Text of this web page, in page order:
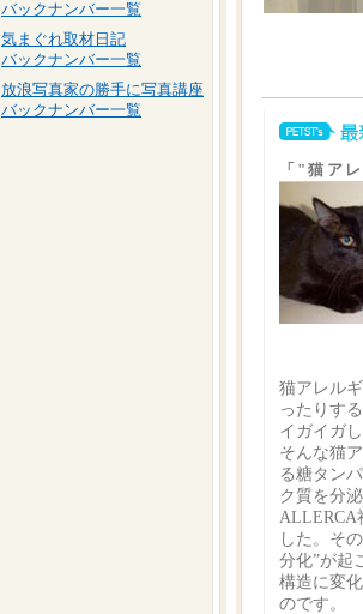
バックナンバー一覧
気まぐれ取材日記
バックナンバー一覧
放浪写真家の勝手に写真講座
バックナンバー一覧
「"猫ア
猫アレル
ったりす
イガイガ
そんな猫
る糖タン
ク質を分
ALLERCA
した。そ
分化”が起
構造に変
のです。